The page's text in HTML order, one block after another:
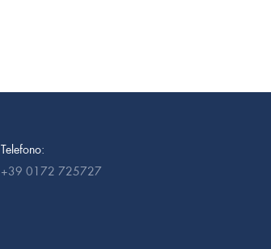
Telefono:
+39 0172 725727